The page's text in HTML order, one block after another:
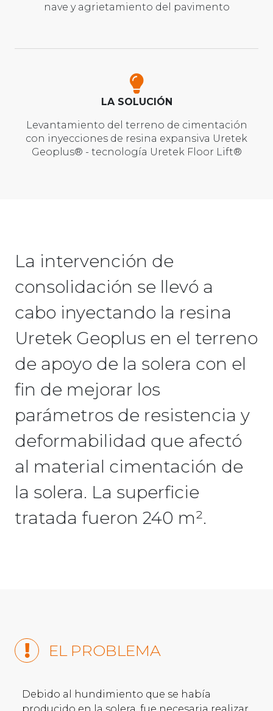
nave y agrietamiento del pavimento
LA SOLUCIÓN
Levantamiento del terreno de cimentación
con inyecciones de resina expansiva Uretek
Geoplus® - tecnología Uretek Floor Lift®
La intervención de
consolidación se llevó a
cabo inyectando la resina
Uretek Geoplus en el terreno
de apoyo de la solera con el
fin de mejorar los
parámetros de resistencia y
deformabilidad que afectó
al material cimentación de
la solera. La superficie
tratada fueron 240 m².
EL PROBLEMA
Debido al hundimiento que se había